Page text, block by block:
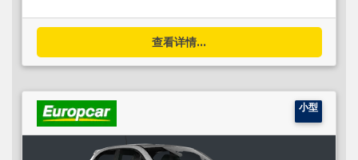
查看详情...
小型